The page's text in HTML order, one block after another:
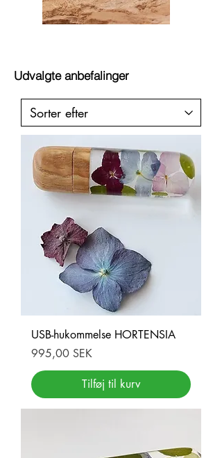
Udvalgte anbefalinger
USB-hukommelse HORTENSIA
Pris
995,00 SEK
Tilføj til kurv